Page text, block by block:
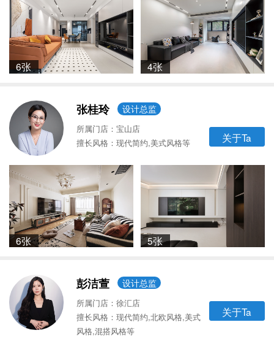
6张 4张
张桂玲 设计总监
所属门店：宝山店
擅长风格：现代简约,美式风格等
关于Ta
6张 5张
彭洁萱 设计总监
所属门店：徐汇店
擅长风格：现代简约,北欧风格,美式
风格,混搭风格等
关于Ta